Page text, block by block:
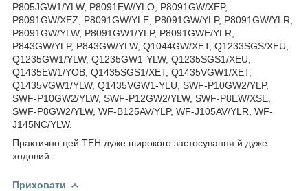
P805JGW1/YLW, P8091EW/YLO, P8091GW/XEP,
P8091GW/XEZ, P8091GW/YLE, P8091GW/YLP, P8091GW/YLR,
P8091GW/YLW, P8091GW1/YLP, P8091GWE/YLR,
P843GW/YLP, P843GW/YLW, Q1044GW/XET, Q1233SGS/XEU,
Q1235GW1/YLW, Q1235GW1-YLW, Q1235SGS1/XEU,
Q1435EW1/YOB, Q1435SGS1/XET, Q1435VGW1/XET,
Q1435VGW1/YLW, Q1435VGW1-YLU, SWF-P10GW2/YLP,
SWF-P10GW2/YLW, SWF-P12GW2/YLW, SWF-P8EW/XSE,
SWF-P8GW2/YLW, WF-B125AV/YLP, WF-J105AV/YLR, WF-
J145NC/YLW.
Практично цей ТЕН дуже широкого застосування й дуже
ходовий.
Приховати